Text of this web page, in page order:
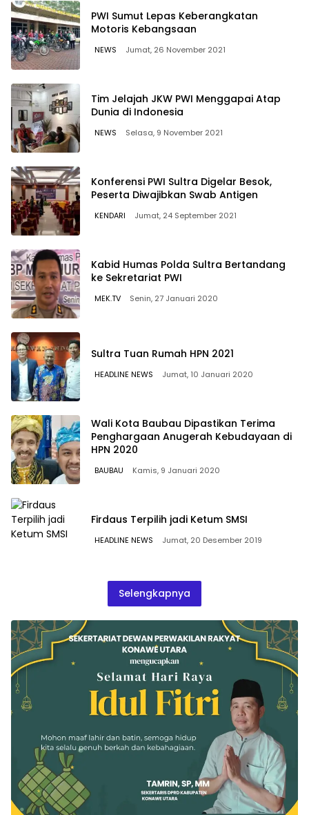
PWI Sumut Lepas Keberangkatan
Motoris Kebangsaan
NEWS Jumat, 26 November 2021
Tim Jelajah JKW PWI Menggapai Atap
Dunia di Indonesia
NEWS Selasa, 9 November 2021
Konferensi PWI Sultra Digelar Besok,
Peserta Diwajibkan Swab Antigen
KENDARI Jumat, 24 September 2021
Kabid Humas Polda Sultra Bertandang
ke Sekretariat PWI
MEK.TV Senin, 27 Januari 2020
Sultra Tuan Rumah HPN 2021
HEADLINE NEWS Jumat, 10 Januari 2020
Wali Kota Baubau Dipastikan Terima
Penghargaan Anugerah Kebudayaan di
HPN 2020
BAUBAU Kamis, 9 Januari 2020
Firdaus Terpilih jadi Ketum SMSI
HEADLINE NEWS Jumat, 20 Desember 2019
Selengkapnya